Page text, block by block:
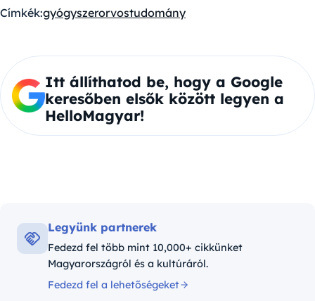
Címkék:gyógyszerorvostudomány
Itt állíthatod be, hogy a Google
keresőben elsők között legyen a
HelloMagyar!
Legyünk partnerek
Fedezd fel több mint 10,000+ cikkünket
Magyarországról és a kultúráról.
Fedezd fel a lehetőségeket